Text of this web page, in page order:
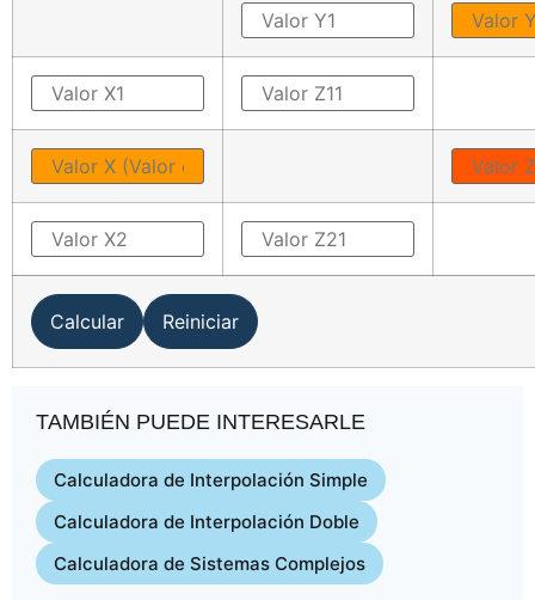
TAMBIÉN PUEDE INTERESARLE
Calculadora de Interpolación Simple
Calculadora de Interpolación Doble
Calculadora de Sistemas Complejos